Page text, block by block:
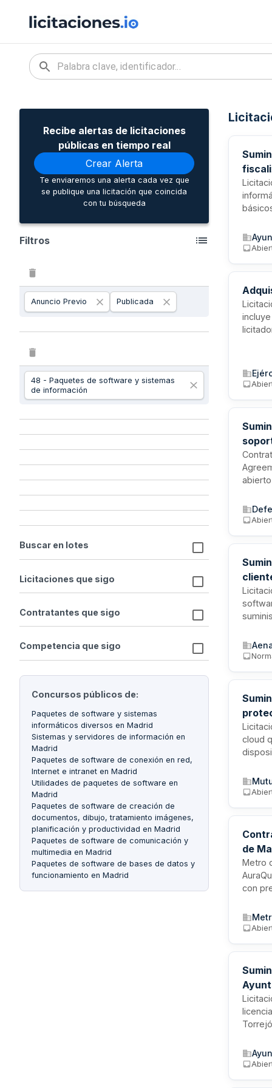
Recibe alertas de licitaciones
públicas en tiempo real
Crear Alerta
Te enviaremos una alerta cada vez que
se publique una licitación que coincida
con tu búsqueda
Filtros
Anuncio Previo Publicada
48 - Paquetes de software y sistemas
de información
Buscar en lotes
Licitaciones que sigo
Contratantes que sigo
Competencia que sigo
Concursos públicos de:
Paquetes de software y sistemas
informáticos diversos en Madrid
Sistemas y servidores de información en
Madrid
Paquetes de software de conexión en red,
Internet e intranet en Madrid
Utilidades de paquetes de software en
Madrid
Paquetes de software de creación de
documentos, dibujo, tratamiento imágenes,
planificación y productividad en Madrid
Paquetes de software de comunicación y
multimedia en Madrid
Paquetes de software de bases de datos y
funcionamiento en Madrid
la
cloud
La
de
Metro
con
como